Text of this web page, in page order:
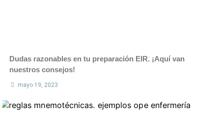
Dudas razonables en tu preparación EIR. ¡Aquí van
nuestros consejos!
mayo 19, 2023